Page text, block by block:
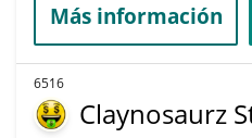
Más información
6516
Claynosaurz